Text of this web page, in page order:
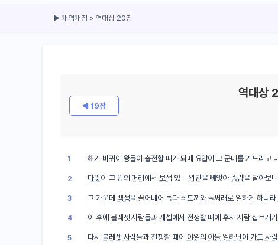
▶ 개역개정 > 역대상 20장
◀ 19장
역대상
1 해가 바뀌어 왕들이 출전할 때가 되매 요압이 그군대를 거느리고
2 다윗 이 그 왕의 머리 에서보석 있는 왕관을 빼앗아중량을 달아보
3 그 가운데 백성을 끌어내어 톱과 쇠도끼와 돌써래로 일하게 하니라
4 이 후에 블레셋 사람들과게셀에서 전쟁할 때에후사 사람 십브개
5 다시 블레셋 사람들과 전쟁할 때에 야일의 아들 엘하난이 가드 사람